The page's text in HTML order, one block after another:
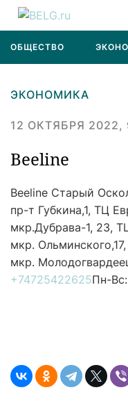
ОБЩЕСТВО
ЭКОНОМИКА
12 ОКТЯБРЯ 2022,
Beeline
Beeline Старый
пр-т Губкина,1, ТЦ
мкр.Дубрава-1, 23,
мкр.
мкр.
+74725422625Пн-